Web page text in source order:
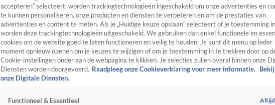
accepteren” selecteert, worden trackingtechnologieën ingeschakeld om onze advertenties en
te kunnen personaliseren, onze producten en diensten te verbeteren en om de prestaties van
advertenties en content te meten. Als je „Huidige keuze opslaan” selecteert of je toestemming
worden deze trackingtechnologieën uitgeschakeld. We gebruiken dan enkel functionele en
cookies om de website goed te laten functioneren en veilig te houden. Je kunt dit menu op ieder
moment opnieuw openen om je keuzes te wijzigen of om je toestemming in te trekken door op
Cookie-instellingen onder aan de webpagina te klikken. Je selecties zullen overal binnen onze
Diensten worden doorgevoerd. Raadpleeg onze Cookieverklaring voor meer informatie.
onze Digitale Diensten.
Functioneel & Essentieel